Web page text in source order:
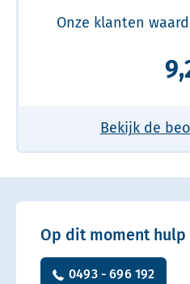
Onze klanten
Bekijk de
Op dit moment hulp
0493 - 696 192